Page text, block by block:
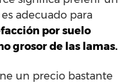
adecuado para
por suelo
grosor de las lamas.
un precio bastante